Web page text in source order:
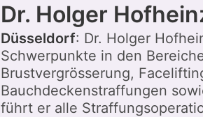
Dr. Holger
Düsseldorf: Dr. Holger
Schwerpunkte in den
Brustvergrösserung,
Bauchdeckenstraffungen
führt er alle